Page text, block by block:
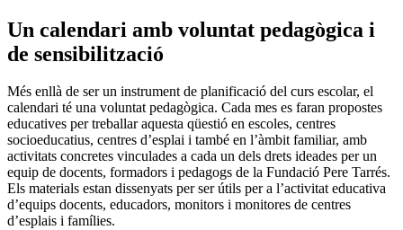
Un calendari amb voluntat pedagògica i
de sensibilització
Més enllà de ser un instrument de planificació del curs escolar, el
calendari té una voluntat pedagògica. Cada mes es faran propostes
educatives per treballar aquesta qüestió en escoles, centres
socioeducatius, centres d’esplai i també en l’àmbit familiar, amb
activitats concretes vinculades a cada un dels drets ideades per un
equip de docents, formadors i pedagogs de la Fundació Pere Tarrés.
Els materials estan dissenyats per ser útils per a l’activitat educativa
d’equips docents, educadors, monitors i monitores de centres
d’esplais i famílies.